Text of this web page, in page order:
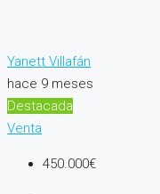
Yanett Villafán
hace 9 meses
Destacada
Venta
450.000€